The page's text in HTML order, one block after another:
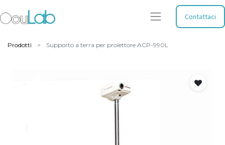
Contattaci
Prodotti Supporto a terra per proiettore ACP-990L